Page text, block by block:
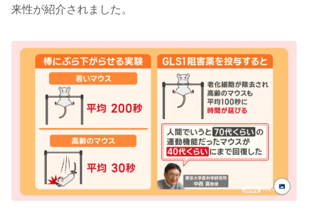
来性が紹介されました。